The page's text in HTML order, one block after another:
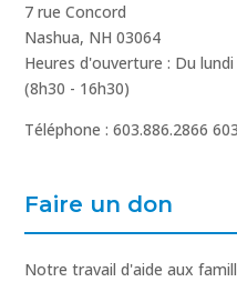
7 rue Concord
Nashua, NH 03064
Heures d'ouverture : Du
(8h30 - 16h30)
Téléphone : 603.886.2866
Faire un don
Notre travail d'aide aux